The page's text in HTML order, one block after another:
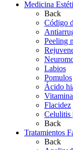
Medicina
Back
Código
Peeling
Labios
Pomulos
Ácido
Flacidez
Celulitis
Back
Tratamientos
Back